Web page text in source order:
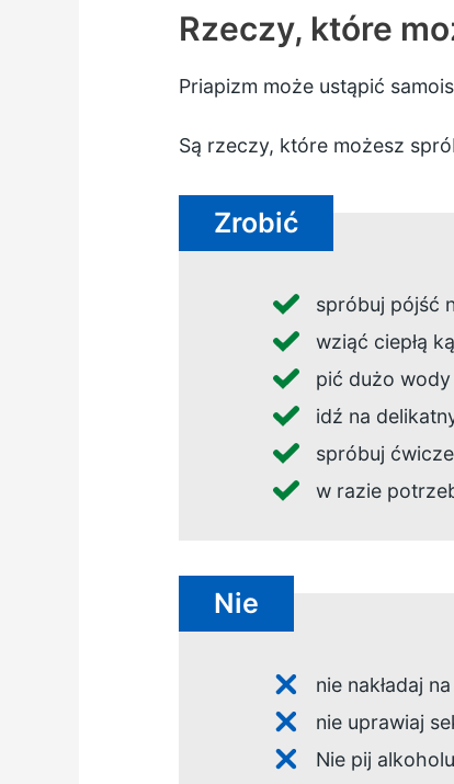
Rzeczy, które
Priapizm może ustąpić
Są rzeczy, które możesz
Zrobić
spróbuj pójść
wziąć ciepłą
pić dużo wody
idź na
spróbuj
w razie
Nie
nie nakładaj
nie uprawiaj
Nie pij alkoholu